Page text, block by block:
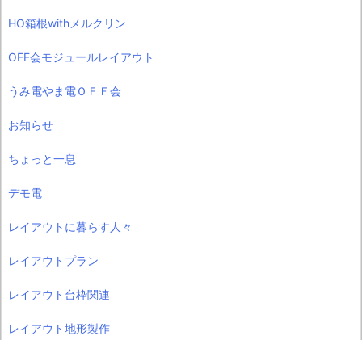
HO箱根withメルクリン
OFF会モジュールレイアウト
うみ電やま電ＯＦＦ会
お知らせ
ちょっと一息
デモ電
レイアウトに暮らす人々
レイアウトプラン
レイアウト台枠関連
レイアウト地形製作